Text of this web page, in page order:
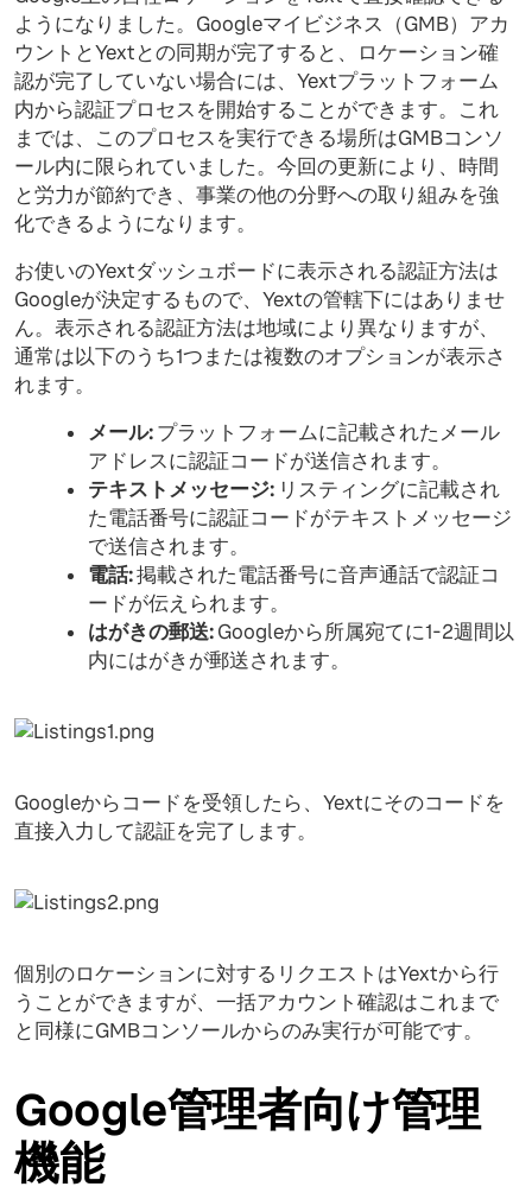
ようになりました。Googleマイビジネス（GMB）アカ
ウントとYextとの同期が完了すると、ロケーション確
認が完了していない場合には、Yextプラットフォーム
内から認証プロセスを開始することができます。 これ
までは、このプロセスを実行できる場所はGMBコンソ
ール内に限られていました。今回の更新により、時間
と労力が節約でき、事業の他の分野への取り組みを強
化できるようになります。
お使いのYextダッシュボードに表示される認証方法は
Googleが決定するもので、Yextの管轄下にはありませ
ん。表示される認証方法は地域により異なりますが、
通常は以下のうち1つまたは複数のオプションが表示さ
れます。
メール:プラットフォームに記載されたメール
アドレスに認証コードが送信されます。
テキストメッセージ: リスティングに記載され
た電話番号に認証コードがテキストメッセージ
で送信されます。
電話:掲載された電話番号に音声通話で認証コ
ードが伝えられます。
はがきの郵送:Googleから所属宛てに1-2週間以
内にはがきが郵送されます。
Googleからコードを受領したら、Yextにそのコードを
直接入力して認証を完了します。
個別のロケーションに対するリクエストはYextから行
うことができますが、一括アカウント確認はこれまで
と同様にGMBコンソールからのみ実行が可能です。
Google管理者向け管理
機能